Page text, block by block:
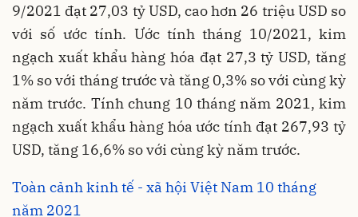
9/2021 đạt 27,03 tỷ USD, cao hơn 26 triệu USD so
với số ước tính. Ước tính tháng 10/2021, kim
ngạch xuất khẩu hàng hóa đạt 27,3 tỷ USD, tăng
1% so với tháng trước và tăng 0,3% so với cùng kỳ
năm trước. Tính chung 10 tháng năm 2021, kim
ngạch xuất khẩu hàng hóa ước tính đạt 267,93 tỷ
USD, tăng 16,6% so với cùng kỳ năm trước.
Toàn cảnh kinh tế - xã hội Việt Nam 10 tháng
năm 2021